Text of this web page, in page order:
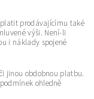
prodávajícímu také
výši. Není-li
i náklady spojené
jinou obdobnou platbu.
ohledně